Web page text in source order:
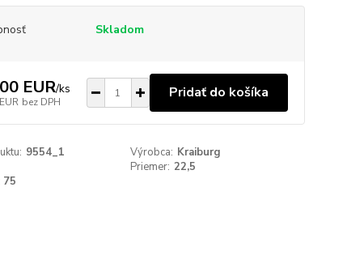
Skladom
EUR/ks
bez DPH
Pridať do košíka
9554_1 Výrobca: Kraiburg
Priemer: 22,5
75